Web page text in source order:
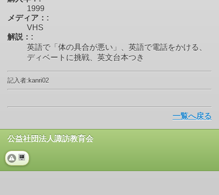
1999
メディア：:
VHS
解説：:
英語で「体の具合が悪い」、英語で電話をかける、
ディベートに挑戦、英文台本つき
記入者:kanri02
一覧へ戻る
公益社団法人諏訪教育会